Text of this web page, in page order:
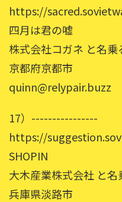
https://
四月は君の嘘
株式会社コガネ と名乗
京都府京都市
quinn@relypair.buzz
17）----------------
https://
SHOPIN
大木産業株式会社 と名
兵庫県淡路市